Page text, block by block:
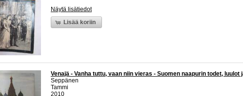
Näytä lisätiedot
Lisää koriin
Venajä - Vanha tuttu, vaan niin vieras - Suomen naapurin todet, luulot
Seppänen
Tammi
2010